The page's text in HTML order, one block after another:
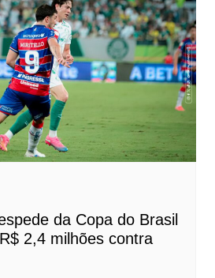
da Copa do Brasil
2,4 milhões contra